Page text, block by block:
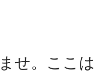
せ。ここは